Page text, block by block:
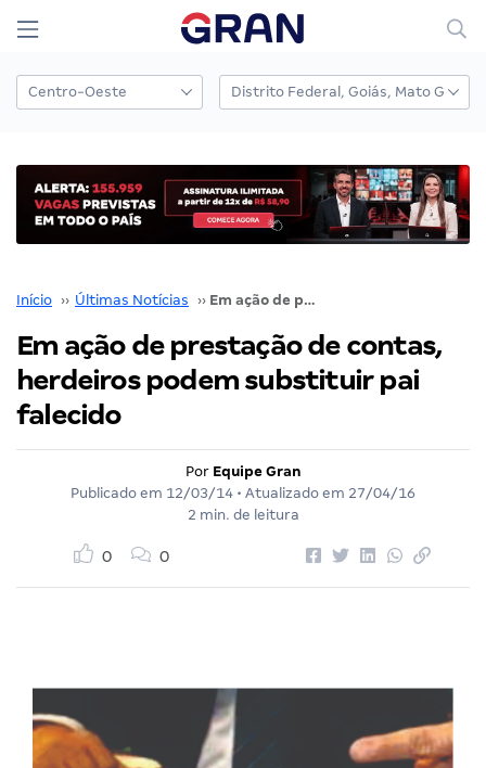
Início ›› Últimas Notícias ›› Em ação de prestação de contas, herdeiros podem substituir pai falecido
Em ação de prestação de contas,
herdeiros podem substituir pai
falecido
Por Equipe Gran
Publicado em 12/03/14 • Atualizado em 27/04/16
2 min. de leitura
0 0